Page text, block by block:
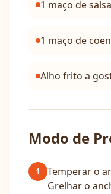
1 maço de salsa
1 maço de
Alho frito a
Modo de
1
Temperar o
Grelhar o